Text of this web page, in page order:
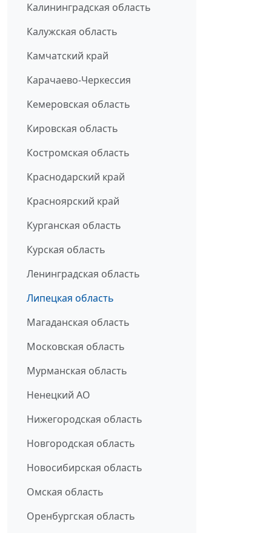
Калининградская область
Калужская область
Камчатский край
Карачаево-Черкессия
Кемеровская область
Кировская область
Костромская область
Краснодарский край
Красноярский край
Курганская область
Курская область
Ленинградская область
Липецкая область
Магаданская область
Московская область
Мурманская область
Ненецкий АО
Нижегородская область
Новгородская область
Новосибирская область
Омская область
Оренбургская область